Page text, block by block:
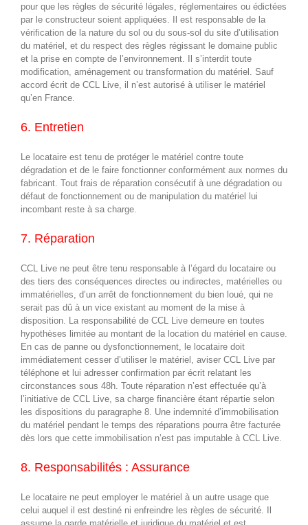
pour que les règles de sécurité légales, réglementaires ou édictées
par le constructeur soient appliquées. Il est responsable de la
vérification de la nature du sol ou du sous-sol du site d’utilisation
du matériel, et du respect des règles régissant le domaine public
et la prise en compte de l’environnement. Il s’interdit toute
modification, aménagement ou transformation du matériel. Sauf
accord écrit de CCL Live, il n’est autorisé à utiliser le matériel
qu’en France.
6. Entretien
Le locataire est tenu de protéger le matériel contre toute
dégradation et de le faire fonctionner conformément aux normes du
fabricant. Tout frais de réparation consécutif à une dégradation ou
défaut de fonctionnement ou de manipulation du matériel lui
incombant reste à sa charge.
7. Réparation
CCL Live ne peut être tenu responsable à l’égard du locataire ou
des tiers des conséquences directes ou indirectes, matérielles ou
immatérielles, d’un arrêt de fonctionnement du bien loué, qui ne
serait pas dû à un vice existant au moment de la mise à
disposition. La responsabilité de CCL Live demeure en toutes
hypothèses limitée au montant de la location du matériel en cause.
En cas de panne ou dysfonctionnement, le locataire doit
immédiatement cesser d’utiliser le matériel, aviser CCL Live par
téléphone et lui adresser confirmation par écrit relatant les
circonstances sous 48h. Toute réparation n’est effectuée qu’à
l’initiative de CCL Live, sa charge financière étant répartie selon
les dispositions du paragraphe 8. Une indemnité d’immobilisation
du matériel pendant le temps des réparations pourra être facturée
dès lors que cette immobilisation n’est pas imputable à CCL Live.
8. Responsabilités : Assurance
Le locataire ne peut employer le matériel à un autre usage que
celui auquel il est destiné ni enfreindre les règles de sécurité. Il